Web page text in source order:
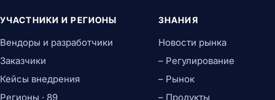
УЧАСТНИКИ И РЕГИОНЫ
Вендоры и разработчики
Заказчики
Кейсы внедрения
Регионы · 89
ЗНАНИЯ
Новости рынка
– Регулирование
– Рынок
– Продукты